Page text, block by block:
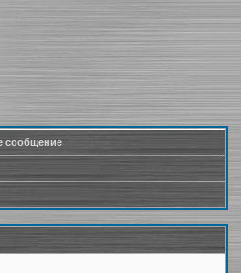
сообщение